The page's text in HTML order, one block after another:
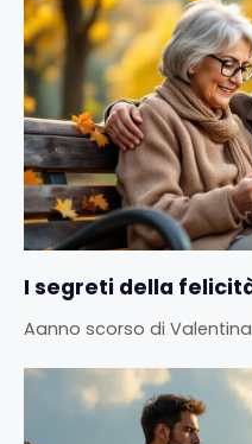
I segreti della
Aanno scorso di